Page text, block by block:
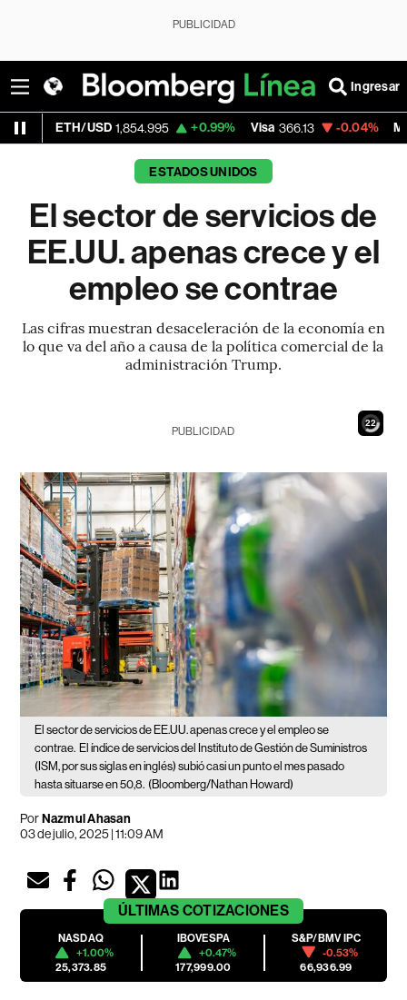
PUBLICIDAD
Ingresar
1,854.995 +0.99% Visa 366.13 -0.04% MercadoLibre
ESTADOS UNIDOS
El sector de servicios de
EE.UU. apenas crece y el
empleo se contrae
Las cifras muestran desaceleración de la economía en
lo que va del año a causa de la política comercial de la
administración Trump.
21
PUBLICIDAD
El sector de servicios de EE.UU. apenas crece y el empleo se
contrae. El índice de servicios del Instituto de Gestión de Suministros
(ISM, por sus siglas en inglés) subió casi un punto el mes pasado
hasta situarse en 50,8. (Bloomberg/Nathan Howard)
PorNazmul Ahasan
03 de julio, 2025 | 11:09 AM
ÚLTIMAS COTIZACIONES
NASDAQ
+1.00%
25,373.85
IBOVESPA
+0.47%
177,999.00
S&P/BMV IPC
-0.53%
66,936.99